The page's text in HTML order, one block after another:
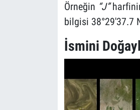
Örneğin “J”
bilgisi 38°29'37.7
İsmini